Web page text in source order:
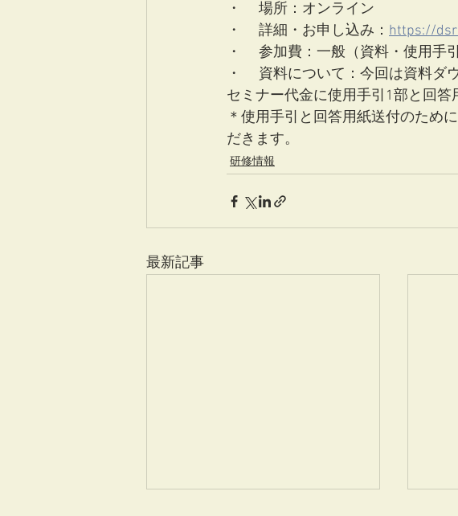
・	場所：オンライン
・	詳細・お申し込み： https://
・	参加費：一般（資料・使用
・	資料について：今回は資料
セミナー代金に使用手引1部と回答
＊使用手引と回答用紙送付のため
だきます。
研修情報
最新記事